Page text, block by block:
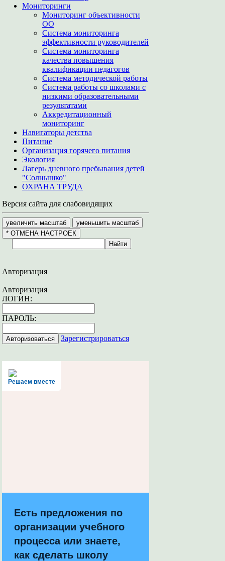
Мониторинги
Мониторинг объективности
ОО
Система мониторинга
эффективности руководителей
Система мониторинга
качества повышения
квалификации педагогов
Система методической работы
Система работы со школами с
низкими образовательными
результатами
Аккредитационный
мониторинг
Навигаторы детства
Питание
Организация горячего питания
Экология
Лагерь дневного пребывания детей
"Солнышко"
ОХРАНА ТРУДА
Версия сайта для слабовидящих
Авторизация
Авторизация
ЛОГИН:
ПАРОЛЬ:
Зарегистрироваться
Решаем вместе
Есть предложения по
организации учебного
процесса или знаете,
как сделать школу